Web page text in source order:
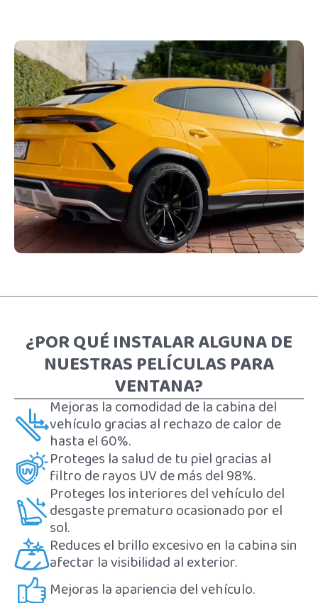
¿POR QUÉ INSTALAR ALGUNA DE
NUESTRAS PELÍCULAS PARA
VENTANA?
Mejoras la comodidad de la cabina del
vehículo gracias al rechazo de calor de
hasta el 60%.
Proteges la salud de tu piel gracias al
filtro de rayos UV de más del 98%.
Proteges los interiores del vehículo del
desgaste prematuro ocasionado por el
sol.
Reduces el brillo excesivo en la cabina sin
afectar la visibilidad al exterior.
Mejoras la apariencia del vehículo.